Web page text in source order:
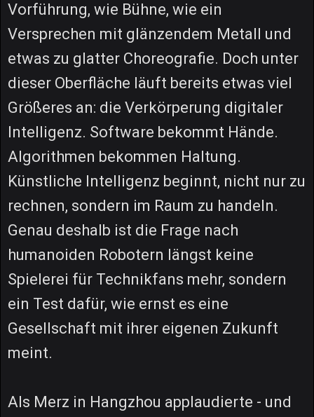
Vorführung, wie Bühne, wie ein
Versprechen mit glänzendem Metall und
etwas zu glatter Choreografie. Doch unter
dieser Oberfläche läuft bereits etwas viel
Größeres an: die Verkörperung digitaler
Intelligenz. Software bekommt Hände.
Algorithmen bekommen Haltung.
Künstliche Intelligenz beginnt, nicht nur zu
rechnen, sondern im Raum zu handeln.
Genau deshalb ist die Frage nach
humanoiden Robotern längst keine
Spielerei für Technikfans mehr, sondern
ein Test dafür, wie ernst es eine
Gesellschaft mit ihrer eigenen Zukunft
meint.
Als Merz in Hangzhou applaudierte - und